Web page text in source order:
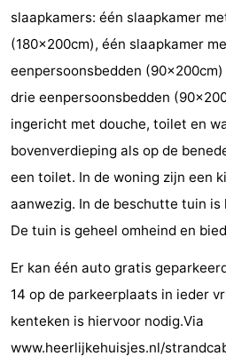
Monuments
-
Moulins
-
Phares
-
Points
de
vue
Attractions
-
Terrains
jeux
-
de
Bowling
-
slaapkamers: één slaapkamer
(180x200cm), één slaapkamer
eenpersoonsbedden
drie eenpersoonsbedden
ingericht met douche, toilet en
bovenverdieping als op de
een toilet. In de woning zijn een
aanwezig. In de beschutte tuin is
De tuin is geheel omheind en
Er kan één auto gratis
14 op de parkeerplaats in ieder
kenteken is hiervoor nodig.Via
www.heerlijkehuisjes.nl/